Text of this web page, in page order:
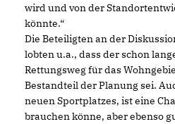
wird und von der
könnte.“
Die Beteiligten an der
lobten u.a., dass der schon
Rettungsweg für das
Bestandteil der Planung sei.
neuen Sportplatzes, ist eine
brauchen könne, aber ebenso